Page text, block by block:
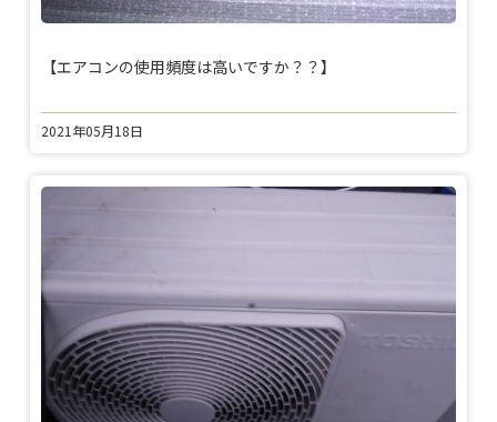
【エアコンの使用頻度は高いですか？？】
2021年05月18日